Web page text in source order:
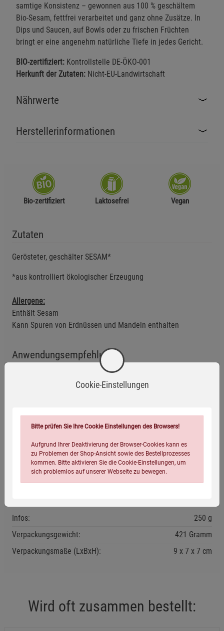
samtige Konsistenz – gewonnen aus 100 % geschältem
Bio-Sesam, fettfrei verarbeitet und ganz ohne Zusätze. In
Dips und Saucen, auf Bowls oder zu frischen Früchten
bringt er eine angenehm natürliche Tiefe in jedes Gericht.
BIO-zertifiziert: Kontrollstelle DE-ÖKO-001
Herkunft der Zutaten: Nicht-EU-Landwirtschaft
Nährwerte
Herstellerinformationen
Bio-zertifiziert Laktosefrei Vegan
Zutaten
Gerösteter, geschälter SESAM*
*aus kontrolliert ökologischer Erzeugung
Allergene:
Enthält Sesam
Kann Spuren von Erdnüssen und Mandeln enthalten
Anwendungsempfehlung
an der Oberfläche absetzen.
Mindestens haltbar bis: siehe Verpackung.
Infos:
250 g
Verpackungsgewicht:
421 Gramm
Verpackungsmaße (LxBxH):
9 7 7 cm
Wird oft zusammen bestellt:
Cookie-Einstellungen
Bitte prüfen Sie Ihre Cookie Einstellungen des Browsers!
Aufgrund Ihrer Deaktivierung der Browser-Cookies kann es
zu Problemen der Shop-Ansicht sowie des Bestellprozesses
kommen. Bitte aktivieren Sie die Cookie-Einstellungen, um
sich problemlos auf unserer Webseite zu bewegen.